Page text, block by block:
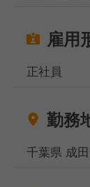
雇用
正社員
勤務
千葉県 成